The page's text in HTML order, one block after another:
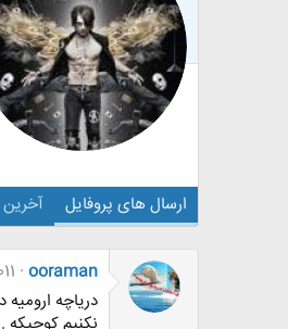
ارسال های پروفایل
ooraman
دریاچه